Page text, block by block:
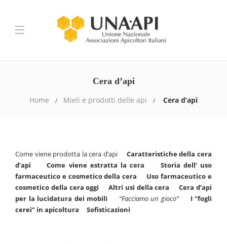
Cera d’api
Home Mieli e prodotti delle api Cera d’api
Come viene prodotta la cera d’api
Caratteristiche della cera
d’api
Come viene estratta la cera
Storia dell’ uso
farmaceutico e cosmetico della cera
Uso farmaceutico e
cosmetico della cera oggi
Altri usi della cera
Cera d’api
per la lucidatura dei mobili
“Facciamo un gioco”
I “fogli
cerei” in apicoltura
Sofisticazioni